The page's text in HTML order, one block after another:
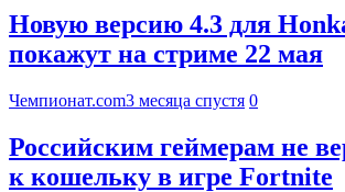
Новую версию 4.3 для
покажут на стриме 22 мая
Чемпионат.com3 месяца спустя 0
Российским геймерам не
к кошельку в игре Fortnite